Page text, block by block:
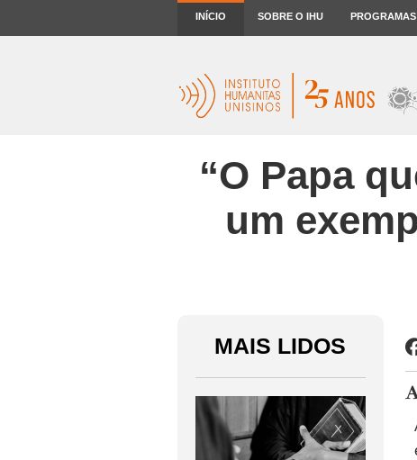
INÍCIO SOBRE O IHU PROGRAMAS
“O Papa
um
MAIS LIDOS